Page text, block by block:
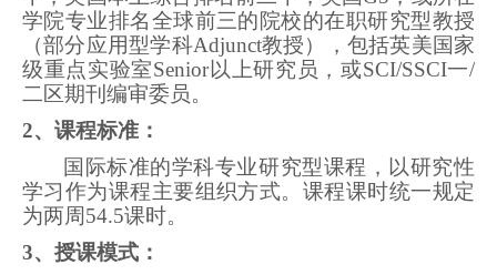
学院专业排名全球前三的院校的在职研究型教授
（部分应用型学科Adjunct教授），包括英美国家
级重点实验室Senior以上研究员，或SCI/SSCI一/
二区期刊编审委员。
2、课程标准 ：
国际标准的学科专业研究型课程，以研究性
学习作为课程主要组织方式。课程课时统一规定
为两周54.5课时。
3、授课模式：